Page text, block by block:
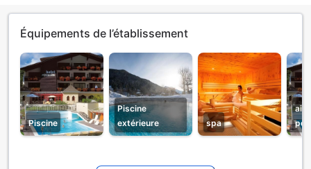
Équipements de l’établissement
Piscine
Piscine
extérieure
spa